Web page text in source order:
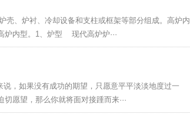
、炉衬、冷却设备和支柱或框架等部分组成。高炉内
炉内型。1、炉型 现代高炉炉···
，如果没有成功的期望，只愿意平平淡淡地度过一
愿望，那么你就将面对接踵而来···